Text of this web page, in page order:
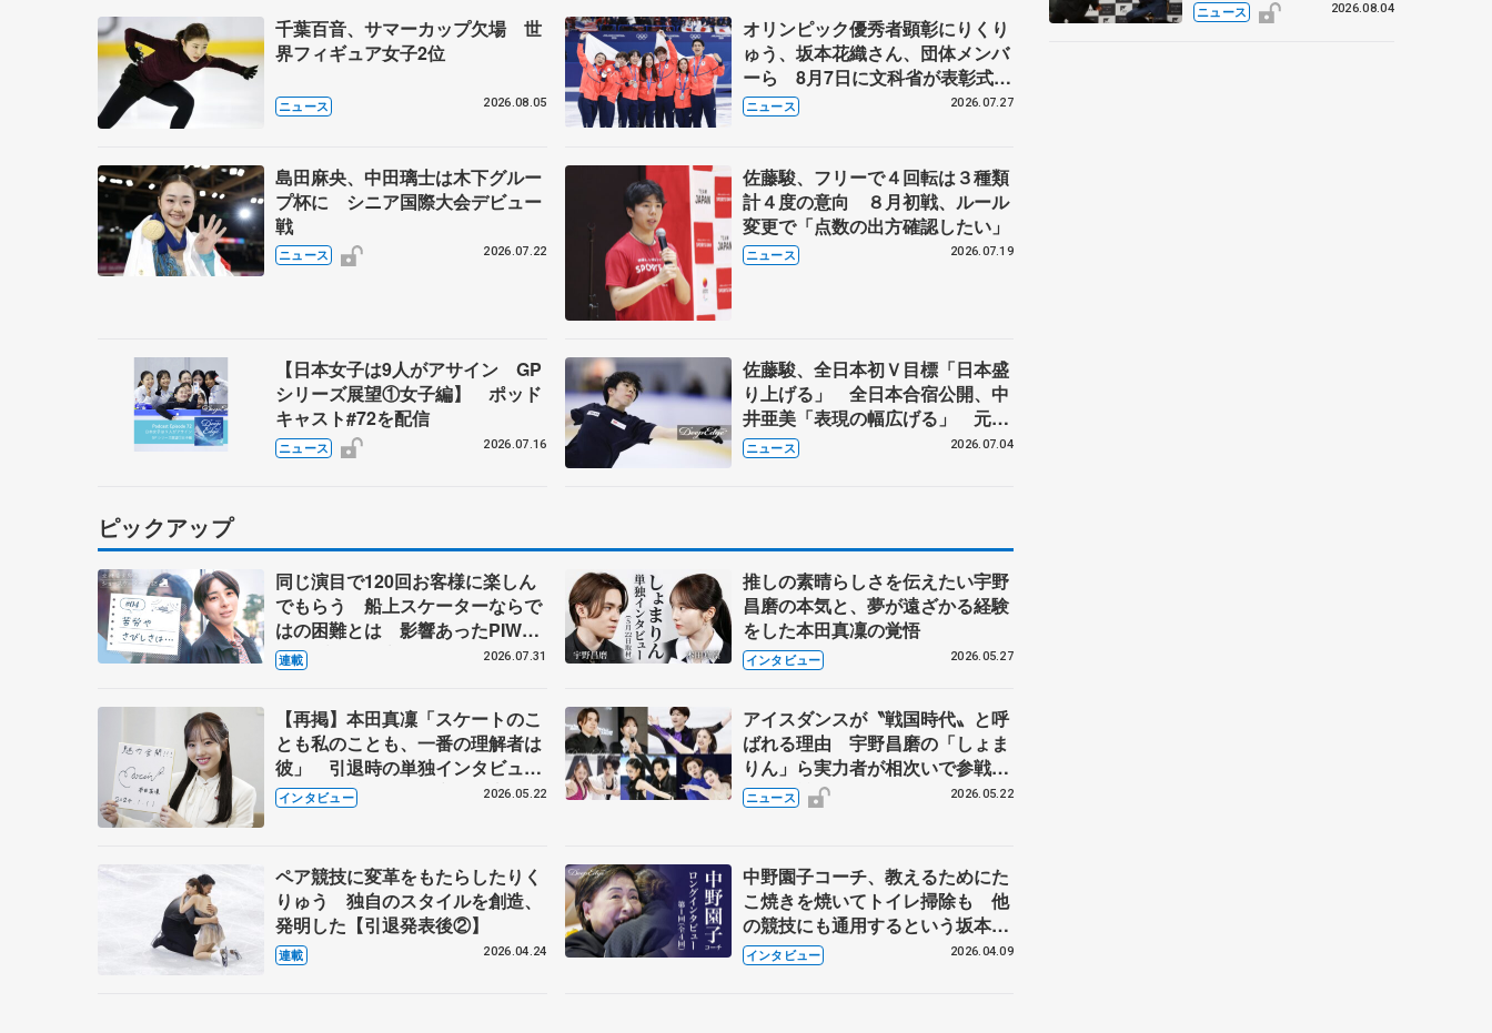
千葉百音、サマーカップ欠場 世
界フィギュア女子2位
ニュース 2026.08.05
オリンピック優秀者顕彰にりくり
ゅう、坂本花織さん、団体メンバ
ーら 8月7日に文科省が表彰式、
ブルーノ・マルコット、中野園子
らコーチも
ニュース 2026.07.27
島田麻央、中田璃士は木下グルー
プ杯に シニア国際大会デビュー
戦
ニュース 2026.07.22
佐藤駿、フリーで４回転は３種類
計４度の意向 ８月初戦、ルール
変更で「点数の出方確認したい」
ニュース 2026.07.19
【日本女子は9人がアサイン GP
シリーズ展望①女子編】 ポッド
キャスト#72を配信
ニュース 2026.07.16
佐藤駿、全日本初Ｖ目標「日本盛
り上げる」 全日本合宿公開、中
井亜美「表現の幅広げる」 元世
界王者のフェルナンデスさんが講
師
ニュース 2026.07.04
ピックアップ
同じ演目で120回お客様に楽しん
でもらう 船上スケーターならで
はの困難とは 影響あったPIW前
キャプテン松永さんの存在
連載 2026.07.31
推しの素晴らしさを伝えたい宇野
昌磨の本気と、夢が遠ざかる経験
をした本田真凜の覚悟
インタビュー 2026.05.27
【再掲】本田真凜「スケートのこ
とも私のことも、一番の理解者は
彼」 引退時の単独インタビュー
で語った競技人生や家族、恋人、
これからの夢…
インタビュー 2026.05.22
アイスダンスが〝戦国時代〟と呼
ばれる理由 宇野昌磨の「しょま
りん」ら実力者が相次いで参戦
国内の競争激化
ニュース 2026.05.22
ペア競技に変革をもたらしたりく
りゅう 独自のスタイルを創造、
発明した【引退発表後②】
連載 2026.04.24
中野園子コーチ、教えるためにた
こ焼きを焼いてトイレ掃除も 他
の競技にも通用するという坂本花
織の筋肉
インタビュー 2026.04.09
「どちらに？」 〝リス兄
ニュース 2026.08.04